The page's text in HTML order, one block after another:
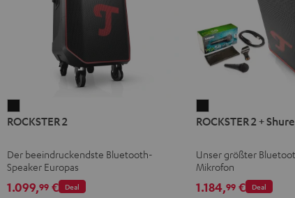
2
ROCKSTER 2
Der beeindruckendste Bluetooth-
Speaker Europas
Deal
1.099,99 €
2
Shure
PGA58
Schwarz
ROCKSTER 2 +
Unser größter
Mikrofon
Deal
1.184,99€